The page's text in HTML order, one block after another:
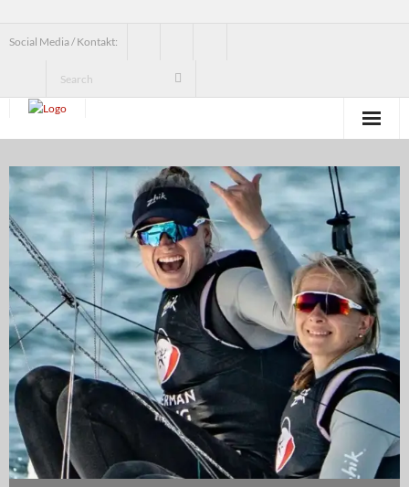
Social Media / Kontakt:
Verein
Jugend
Erwachsenensegeln
Seesegeln
Segelbundesliga
Regatten
MSC Shop